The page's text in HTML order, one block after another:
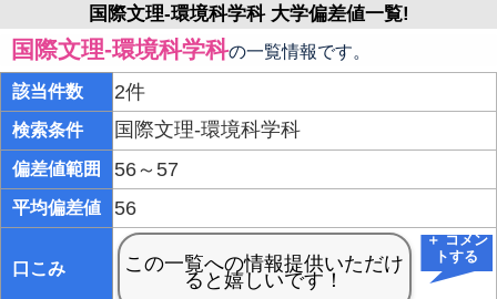
国際文理-環境科学科 大学偏差値一覧!
国際文理-環境科学科の一覧情報です。
該当件数 2件
検索条件 国際文理-環境科学科
偏差値範囲 56～57
平均偏差値 56
口こみ
＋ コメン
トする